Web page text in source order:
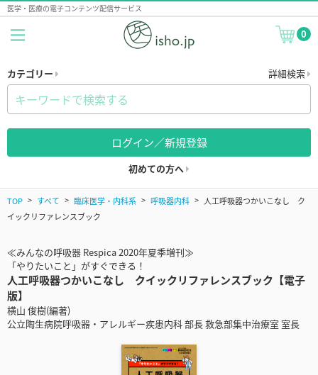
医学・医療の電子コンテンツ配信サービス
0
カテゴリー 詳細検索
ログイン／新規登録
初めての方へ
TOP すべて 臨床医学・内科系 呼吸器内科
人工呼吸器つかいこなし ク
イックリファレンスブック
≪みんなの呼吸器 Respica 2020年夏季増刊≫
「やりたいこと」がすぐできる！
人工呼吸器つかいこなし クイックリファレンスブック【電子
版】
横山 俊樹(編著)
公立陶生病院呼吸器・アレルギー疾患内科 部長 救急部集中治療室 室長